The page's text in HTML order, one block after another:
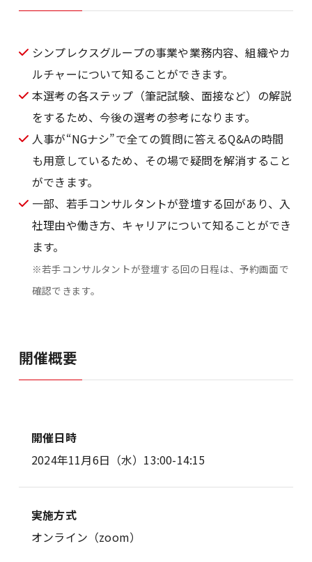
シンプレクスグループの事業や業務内容、組織やカ
ルチャーについて知ることができます。
本選考の各ステップ（筆記試験、面接など）の解説
をするため、今後の選考の参考になります。
人事が“NGナシ”で全ての質問に答えるQ&Aの時間
も用意しているため、その場で疑問を解消すること
ができます。
一部、若手コンサルタントが登壇する回があり、入
社理由や働き方、キャリアについて知ることができ
ます。
※若手コンサルタントが登壇する回の日程は、予約画面で
確認できます。
開催概要
開催日時
2024年11月6日（水）13:00-14:15
実施方式
オンライン（zoom）